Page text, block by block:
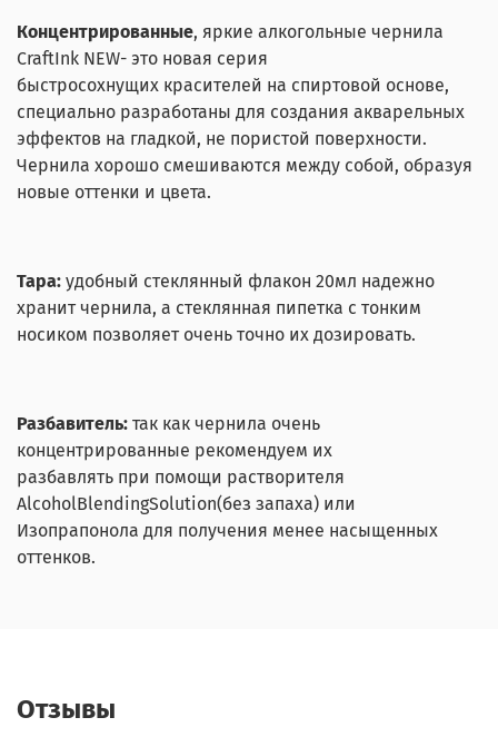
Концентрированные, яркие алкогольные чернила
CraftInk NEW- это новая серия
быстросохнущих красителей на спиртовой основе,
специально разработаны для создания акварельных
эффектов на гладкой, не пористой поверхности.
Чернила хорошо смешиваются между собой, образуя
новые оттенки и цвета.
Тара: удобный стеклянный флакон 20мл надежно
хранит чернила, а стеклянная пипетка с тонким
носиком позволяет очень точно их дозировать.
Разбавитель: так как чернила очень
концентрированные рекомендуем их
разбавлять при помощи растворителя
AlcoholBlendingSolution(без запаха) или
Изопрапонола для получения менее насыщенных
оттенков.
Отзывы